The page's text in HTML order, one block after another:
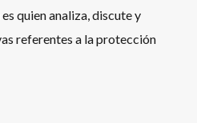
quien analiza, discute y
referentes a la protección